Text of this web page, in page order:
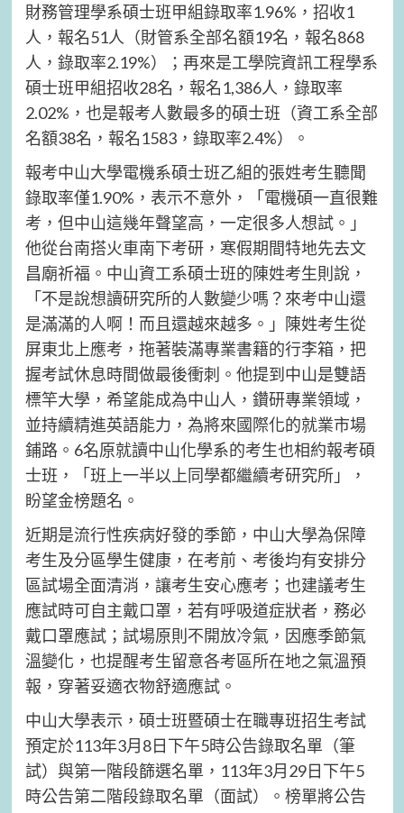
財務管理學系碩士班甲組錄取率1.96%，招收1
人，報名51人（財管系全部名額19名，報名868
人，錄取率2.19%）；再來是工學院資訊工程學系
碩士班甲組招收28名，報名1,386人，錄取率
2.02%，也是報考人數最多的碩士班（資工系全部
名額38名，報名1583，錄取率2.4%）。
報考中山大學電機系碩士班乙組的張姓考生聽聞
錄取率僅1.90%，表示不意外，「電機碩一直很難
考，但中山這幾年聲望高，一定很多人想試。」
他從台南搭火車南下考研，寒假期間特地先去文
昌廟祈福。中山資工系碩士班的陳姓考生則說，
「不是說想讀研究所的人數變少嗎？來考中山還
是滿滿的人啊！而且還越來越多。」陳姓考生從
屏東北上應考，拖著裝滿專業書籍的行李箱，把
握考試休息時間做最後衝刺。他提到中山是雙語
標竿大學，希望能成為中山人，鑽研專業領域，
並持續精進英語能力，為將來國際化的就業市場
鋪路。6名原就讀中山化學系的考生也相約報考碩
士班，「班上一半以上同學都繼續考研究所」，
盼望金榜題名。
近期是流行性疾病好發的季節，中山大學為保障
考生及分區學生健康，在考前、考後均有安排分
區試場全面清消，讓考生安心應考；也建議考生
應試時可自主戴口罩，若有呼吸道症狀者，務必
戴口罩應試；試場原則不開放冷氣，因應季節氣
溫變化，也提醒考生留意各考區所在地之氣溫預
報，穿著妥適衣物舒適應試。
中山大學表示，碩士班暨碩士在職專班招生考試
預定於113年3月8日下午5時公告錄取名單（筆
試）與第一階段篩選名單，113年3月29日下午5
時公告第二階段錄取名單（面試）。榜單將公告